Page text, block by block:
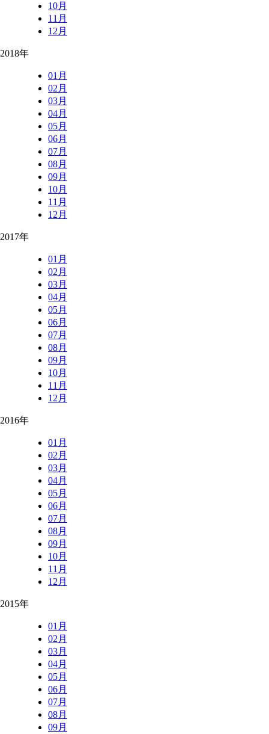
10月
11月
12月
2018年
01月
02月
03月
04月
05月
06月
07月
08月
09月
10月
11月
12月
2017年
01月
02月
03月
04月
05月
06月
07月
08月
09月
10月
11月
12月
2016年
01月
02月
03月
04月
05月
06月
07月
08月
09月
10月
11月
12月
2015年
01月
02月
03月
04月
05月
06月
07月
08月
09月